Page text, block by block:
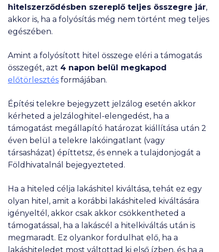
hitelszerződésben szereplő teljes összegre jár,
akkor is, ha a folyósítás még nem történt meg teljes
egészében.
Amint a folyósított hitel összege eléri a támogatás
összegét, azt 4 napon belül megkapod
előtörlesztés formájában.
Építési telekre bejegyzett jelzálog esetén akkor
kérheted a jelzáloghitel-elengedést, ha a
támogatást megállapító határozat kiállítása után 2
éven belül a telekre lakóingatlant (vagy
társasházat) építtetsz, és ennek a tulajdonjogát a
Földhivatalnál bejegyezteted.
Ha a hiteled célja lakáshitel kiváltása, tehát ez egy
olyan hitel, amit a korábbi lakáshiteled kiváltására
igényeltél, akkor csak akkor csökkentheted a
támogatással, ha a lakáscél a hitelkiváltás után is
megmaradt. Ez olyankor fordulhat elő, ha a
lakáshiteledet most váltottad ki első ízben, és ha a